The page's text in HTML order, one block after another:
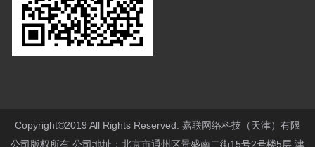
Copyright©2019 All Rights Reserved. 嘉联网络科技（天津）有限
公司版权所有 公司地址：北京市通州区景盛南二街15号2号楼5层 津